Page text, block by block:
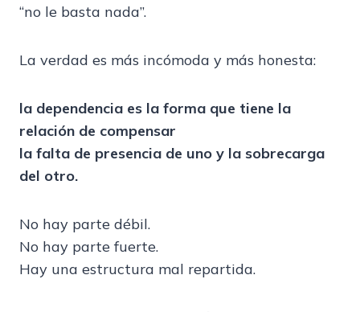
“no le basta nada”.
La verdad es más incómoda y más honesta:
la dependencia es la forma que tiene la
relación de compensar
la falta de presencia de uno y la sobrecarga
del otro.
No hay parte débil.
No hay parte fuerte.
Hay una estructura mal repartida.